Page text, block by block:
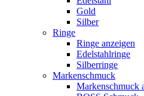
Gold
Silber
Ringe
Ringe anzeigen
Edelstahlringe
Silberringe
Markenschmuck
Markenschmuck